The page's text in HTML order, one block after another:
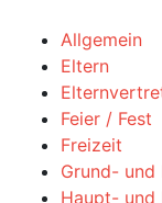
Allgemein
Eltern
Feier / Fest
Freizeit
Grund-
Haupt- und